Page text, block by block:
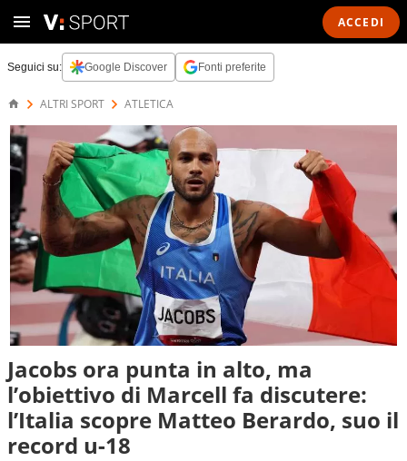
ACCEDI
Seguici su: Google Discover Fonti preferite
ALTRI SPORT ATLETICA
Jacobs ora punta in alto, ma
l’obiettivo di Marcell fa discutere:
l’Italia scopre Matteo Berardo, suo il
record u-18